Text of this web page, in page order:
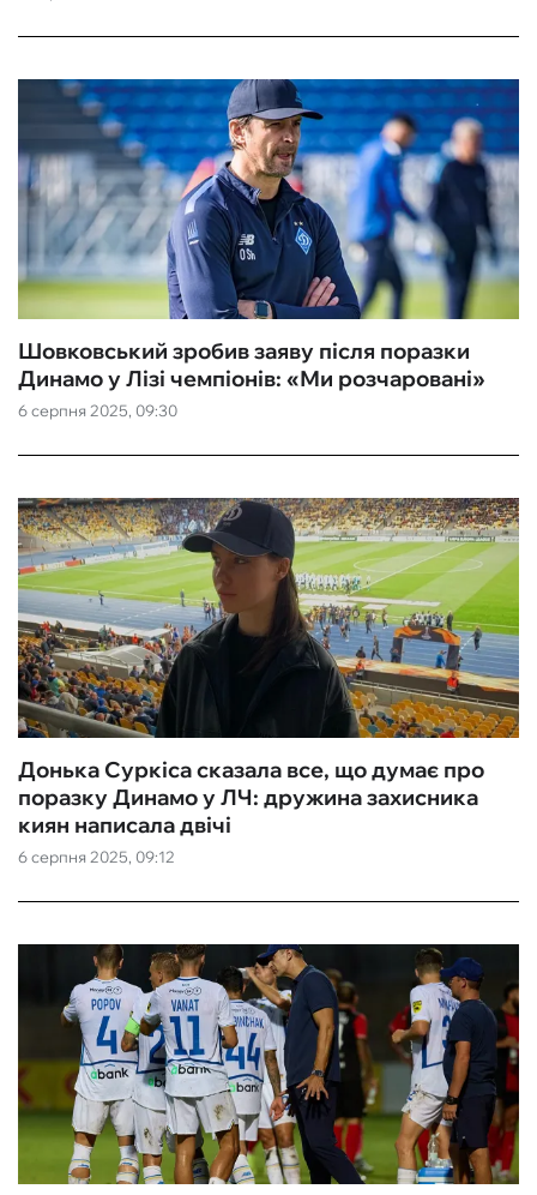
6 серпня 2025, 09:30
Шовковський зробив заяву після поразки
Динамо у Лізі чемпіонів: «‎Ми розчаровані»
6 серпня 2025, 09:12
Донька Суркіса сказала все, що думає про
поразку Динамо у ЛЧ: дружина захисника
киян написала двічі